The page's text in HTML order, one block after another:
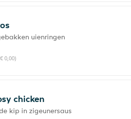
uienringen
0,00)
chicken
kip in zigeunersaus